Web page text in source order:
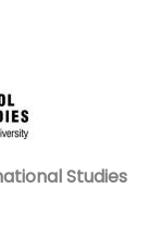
Studies